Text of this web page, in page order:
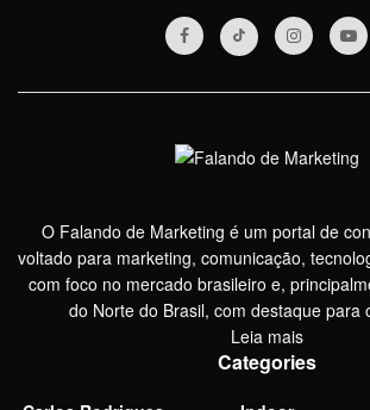
O Falando de Marketing é um portal de
voltado para marketing, comunicação,
com foco no mercado brasileiro e,
do Norte do Brasil, com destaque para
Leia mais
Categories